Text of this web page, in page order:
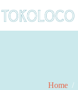
naar
de
inhoud
Home /